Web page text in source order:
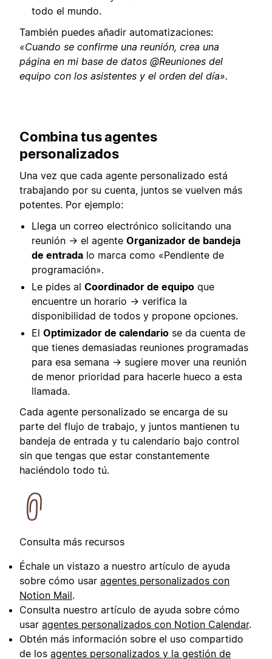
todo el mundo.
También puedes añadir automatizaciones:
«Cuando se confirme una reunión, crea una
página en mi base de datos @Reuniones del
equipo con los asistentes y el orden del día».
Combina tus agentes
personalizados
Una vez que cada agente personalizado está
trabajando por su cuenta, juntos se vuelven más
potentes. Por ejemplo:
Llega un correo electrónico solicitando una
reunión → el agente Organizador de bandeja
de entrada lo marca como «Pendiente de
programación».
Le pides al Coordinador de equipo que
encuentre un horario → verifica la
disponibilidad de todos y propone opciones.
El Optimizador de calendario se da cuenta de
que tienes demasiadas reuniones programadas
para esa semana → sugiere mover una reunión
de menor prioridad para hacerle hueco a esta
llamada.
Cada agente personalizado se encarga de su
parte del flujo de trabajo, y juntos mantienen tu
bandeja de entrada y tu calendario bajo control
sin que tengas que estar constantemente
haciéndolo todo tú.
Consulta más recursos
Échale un vistazo a nuestro artículo de ayuda
sobre cómo usar agentes personalizados con
Notion Mail.
Consulta nuestro artículo de ayuda sobre cómo
usar agentes personalizados con Notion Calendar.
Obtén más información sobre el uso compartido
de los agentes personalizados y la gestión de